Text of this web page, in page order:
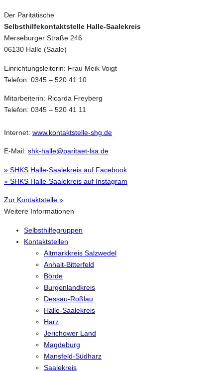
Der Paritätische
Selbsthilfekontaktstelle Halle-Saalekreis
Merseburger Straße 246
06130 Halle (Saale)
Einrichtungsleiterin: Frau Meik Voigt
Telefon: 0345 – 520 41 10
Mitarbeiterin: Ricarda Freyberg
Telefon: 0345 – 520 41 11
Internet: www.kontaktstelle-shg.de
E-Mail: shk-halle@paritaet-lsa.de
» SHKS Halle-Saalekreis auf Facebook
» SHKS Halle-Saalekreis auf Instagram
Zur Kontaktstelle »
Weitere Informationen
Selbsthilfegruppen
Kontaktstellen
Altmarkkreis Salzwedel
Anhalt-Bitterfeld
Börde
Burgenlandkreis
Dessau-Roßlau
Halle-Saalekreis
Harz
Jerichower Land
Magdeburg
Mansfeld-Südharz
Saalekreis